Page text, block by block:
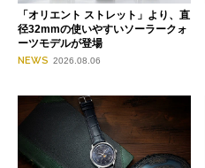
「オリエント ストレット」より、直
径32mmの使いやすいソーラークォ
ーツモデルが登場
NEWS 2026.08.06